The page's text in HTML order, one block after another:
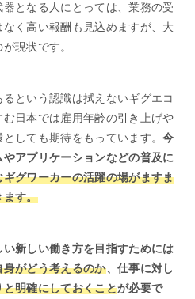
となる人にとっては、業務の受
く高い報酬も見込めますが、大
現状です。
という認識は拭えないギグエコ
日本では雇用年齢の引き上げや
しても期待をもっています。今
アプリケーションなどの普及に
グワーカーの活躍の場がますま
ます。
い新しい働き方を目指すためには
がどう考えるのか、仕事に対し
明確にしておくことが必要で